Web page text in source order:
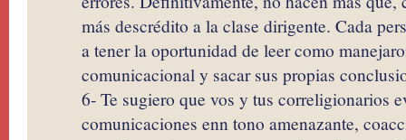
más descrédito a la clase dirigente. Cada
a tener la oportunidad de leer como
comunicacional y sacar sus propias
6- Te sugiero que vos y tus correligionarios
comunicaciones enn tono amenazante,